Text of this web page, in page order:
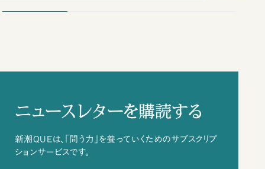
ニュースレターを購読する
新潮QUEは、「問う力」を養っていくためのサブスクリプ
ションサービスです。